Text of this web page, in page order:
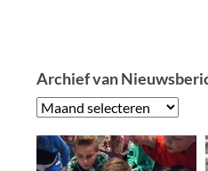
Archief van